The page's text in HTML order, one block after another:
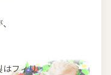
はフィリ